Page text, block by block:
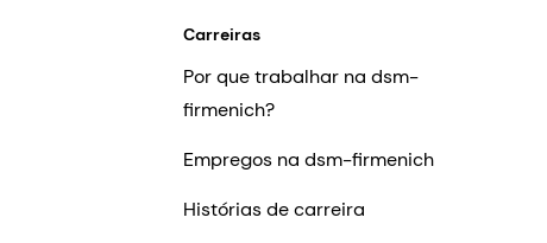
Carreiras
Por que trabalhar na dsm-
firmenich?
Empregos na dsm-firmenich
Histórias de carreira